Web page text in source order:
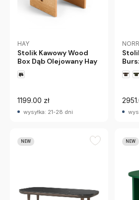
HAY
Stolik Kawowy Wood
Box Dąb Olejowany Hay
1199.00 zł
wysyłka: 21-28 dni
NEW NEW